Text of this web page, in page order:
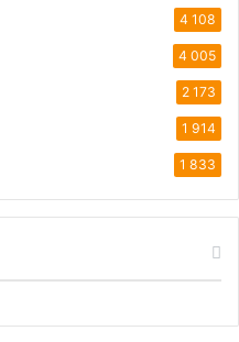
4 108
4 005
2 173
1 914
1 833